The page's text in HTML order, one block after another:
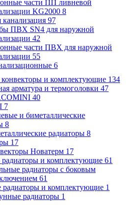
части ПП ливневой
KG2000 8
97
ПВХ SN4 для наружной
42
части ПВХ для наружной
55
6
и комплектующие 134
арматура и термоголовки 47
40
7
и биметаллические
8
радиаторы 8
17
Новатерм 17
радиаторы и комплектующие 61
радиаторы с боковым
61
радиаторы и комплектующие 1
радиаторы 1